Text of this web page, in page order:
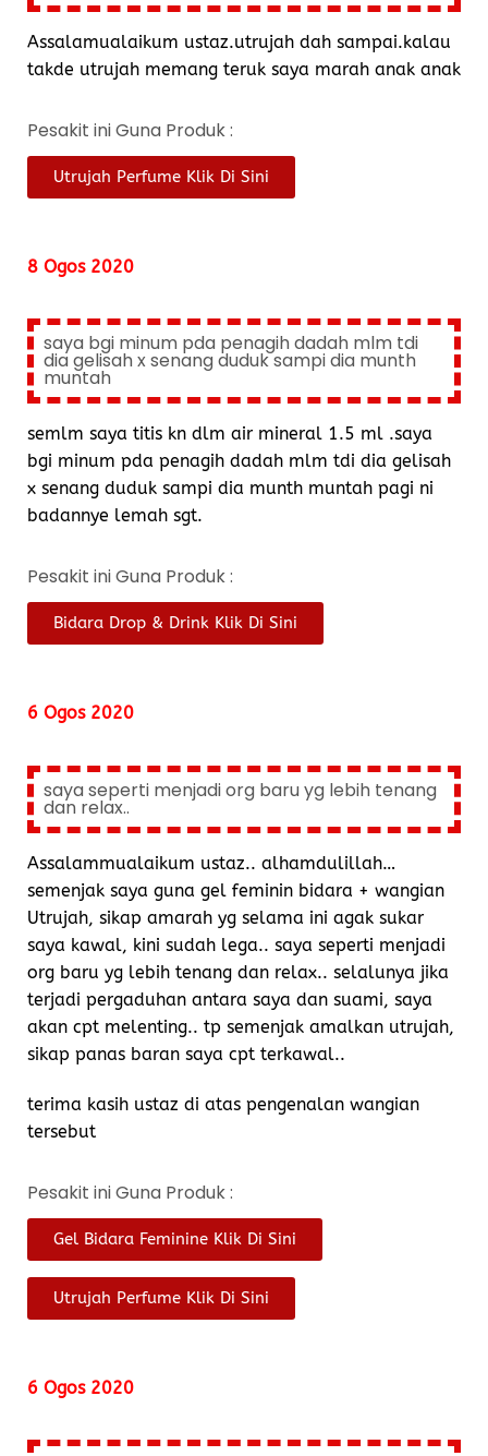
Assalamualaikum ustaz.utrujah dah sampai.kalau
takde utrujah memang teruk saya marah anak anak
Pesakit ini Guna Produk :
Utrujah Perfume Klik Di Sini
8 Ogos 2020
saya bgi minum pda penagih dadah mlm tdi
dia gelisah x senang duduk sampi dia munth
muntah
semlm saya titis kn dlm air mineral 1.5 ml .saya
bgi minum pda penagih dadah mlm tdi dia gelisah
x senang duduk sampi dia munth muntah pagi ni
badannye lemah sgt.
Pesakit ini Guna Produk :
Bidara Drop & Drink Klik Di Sini
6 Ogos 2020
saya seperti menjadi org baru yg lebih tenang
dan relax..
Assalammualaikum ustaz.. alhamdulillah…
semenjak saya guna gel feminin bidara + wangian
Utrujah, sikap amarah yg selama ini agak sukar
saya kawal, kini sudah lega.. saya seperti menjadi
org baru yg lebih tenang dan relax.. selalunya jika
terjadi pergaduhan antara saya dan suami, saya
akan cpt melenting.. tp semenjak amalkan utrujah,
sikap panas baran saya cpt terkawal..
terima kasih ustaz di atas pengenalan wangian
tersebut
Pesakit ini Guna Produk :
Gel Bidara Feminine Klik Di Sini
Utrujah Perfume Klik Di Sini
6 Ogos 2020